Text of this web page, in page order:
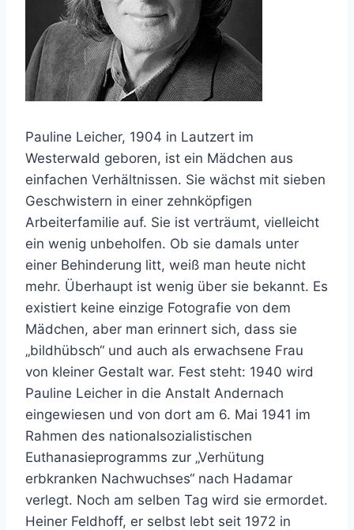
Pauline Leicher, 1904 in Lautzert im
Westerwald geboren, ist ein Mädchen aus
einfachen Verhältnissen. Sie wächst mit sieben
Geschwistern in einer zehnköpfigen
Arbeiterfamilie auf. Sie ist verträumt, vielleicht
ein wenig unbeholfen. Ob sie damals unter
einer Behinderung litt, weiß man heute nicht
mehr. Überhaupt ist wenig über sie bekannt. Es
existiert keine einzige Fotografie von dem
Mädchen, aber man erinnert sich, dass sie
„bildhübsch“ und auch als erwachsene Frau
von kleiner Gestalt war. Fest steht: 1940 wird
Pauline Leicher in die Anstalt Andernach
eingewiesen und von dort am 6. Mai 1941 im
Rahmen des nationalsozialistischen
Euthanasieprogramms zur „Verhütung
erbkranken Nachwuchses“ nach Hadamar
verlegt. Noch am selben Tag wird sie ermordet.
Heiner Feldhoff, er selbst lebt seit 1972 in